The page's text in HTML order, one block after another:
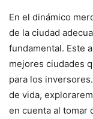
En el dinámico
de la ciudad
fundamental. Este
mejores ciudades
para los
de vida,
en cuenta al tomar